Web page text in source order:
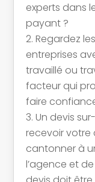
experts dans
payant ?
Regardez
entreprises
travaillé ou
facteur qui
faire
Un devis
recevoir votre
cantonner à
l’agence et